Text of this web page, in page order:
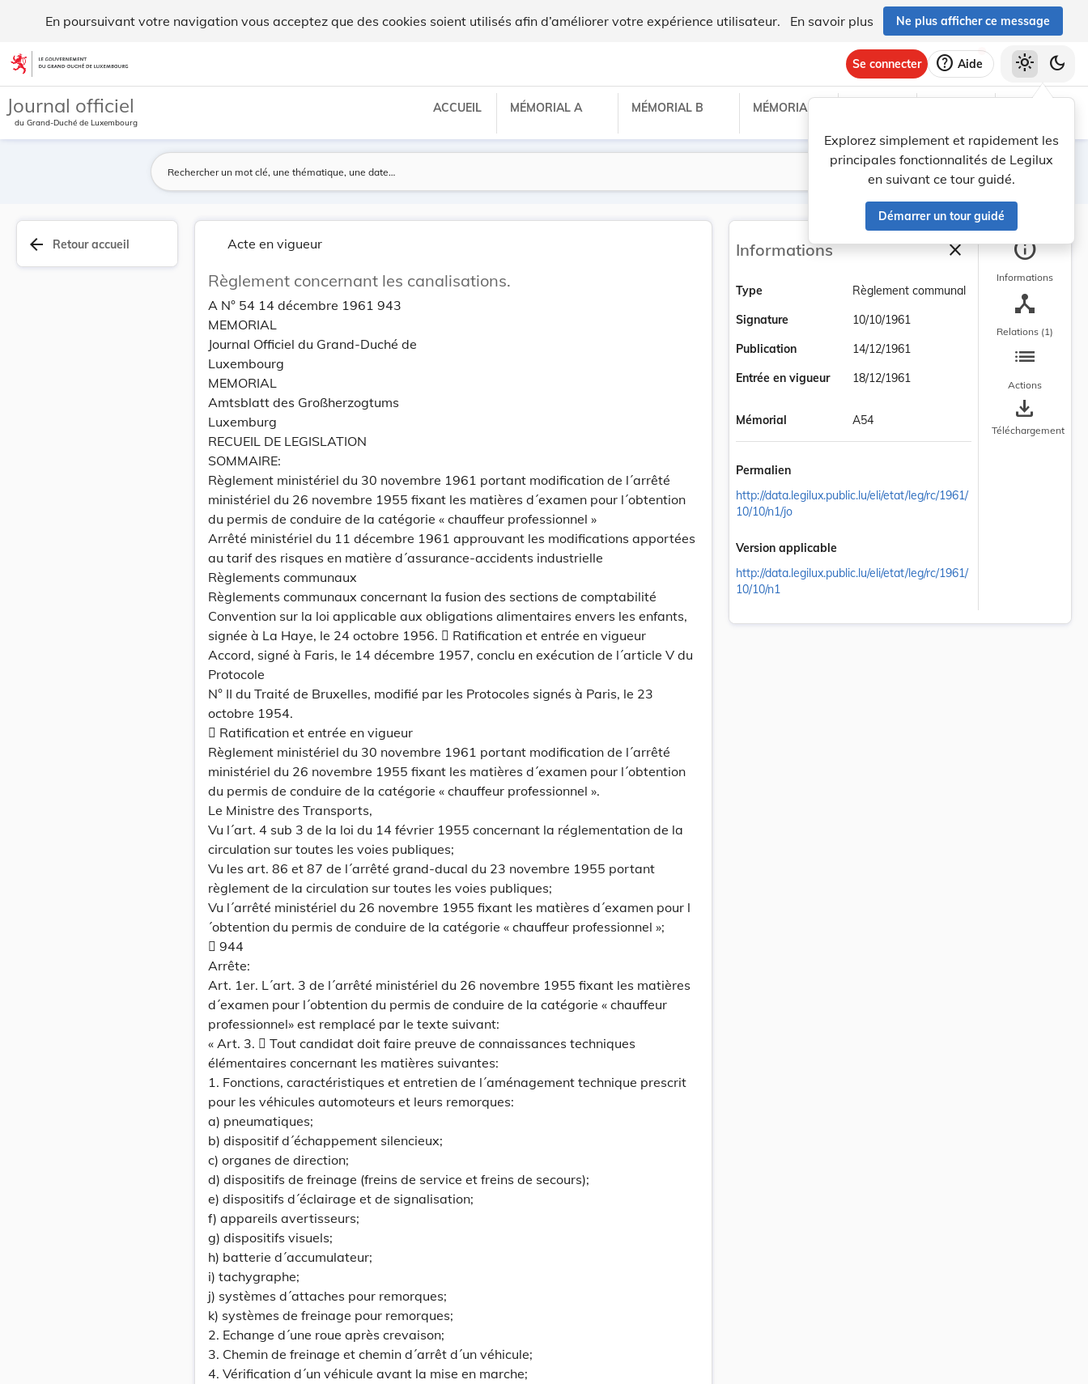
En poursuivant votre navigation vous acceptez que des cookies soient utilisés afin d’améliorer votre expérience utilisateur. En savoir plus Ne plus afficher ce message
Aller au contenu
Se connecter help Aide
Explorez simplement et rapidement les
principales fonctionnalités de Legilux
en suivant ce tour guidé.
Démarrer un tour guidé
light_mode dark_mode
Journal officiel
du Grand-Duché de Luxembourg
ACCUEIL MÉMORIAL A MÉMORIAL B MÉMORIAL C
Lancer la recherche
Filtres
arrow_back Retour accueil Acte en vigueur
Règlement concernant les canalisations.
A N° 54 14 décembre 1961 943
MEMORIAL
Journal Officiel du Grand-Duché de
Luxembourg
MEMORIAL
Amtsblatt des Großherzogtums
Luxemburg
RECUEIL DE LEGISLATION
SOMMAIRE:
Règlement ministériel du 30 novembre 1961 portant modification de l´arrêté
ministériel du 26 novembre 1955 fixant les matières d´examen pour l´obtention
du permis de conduire de la catégorie « chauffeur professionnel »
Arrêté ministériel du 11 décembre 1961 approuvant les modifications apportées
au tarif des risques en matière d´assurance-accidents industrielle
Règlements communaux
Règlements communaux concernant la fusion des sections de comptabilité
Convention sur la loi applicable aux obligations alimentaires envers les enfants,
signée à La Haye, le 24 octobre 1956.  Ratification et entrée en vigueur
Accord, signé à Faris, le 14 décembre 1957, conclu en exécution de l´article V du
Protocole
N° II du Traité de Bruxelles, modifié par les Protocoles signés à Paris, le 23
octobre 1954.
 Ratification et entrée en vigueur
Règlement ministériel du 30 novembre 1961 portant modification de l´arrêté
ministériel du 26 novembre 1955 fixant les matières d´examen pour l´obtention
du permis de conduire de la catégorie « chauffeur professionnel ».
Le Ministre des Transports,
Vu l´art. 4 sub 3 de la loi du 14 février 1955 concernant la réglementation de la
circulation sur toutes les voies publiques;
Vu les art. 86 et 87 de l´arrêté grand-ducal du 23 novembre 1955 portant
règlement de la circulation sur toutes les voies publiques;
Vu l´arrêté ministériel du 26 novembre 1955 fixant les matières d´examen pour l
´obtention du permis de conduire de la catégorie « chauffeur professionnel »;
 944
Arrête:
Art. 1er. L´art. 3 de l´arrêté ministériel du 26 novembre 1955 fixant les matières
d´examen pour l´obtention du permis de conduire de la catégorie « chauffeur
professionnel» est remplacé par le texte suivant:
« Art. 3.  Tout candidat doit faire preuve de connaissances techniques
élémentaires concernant les matières suivantes:
1. Fonctions, caractéristiques et entretien de l´aménagement technique prescrit
pour les véhicules automoteurs et leurs remorques:
a) pneumatiques;
b) dispositif d´échappement silencieux;
c) organes de direction;
d) dispositifs de freinage (freins de service et freins de secours);
e) dispositifs d´éclairage et de signalisation;
f) appareils avertisseurs;
g) dispositifs visuels;
h) batterie d´accumulateur;
i) tachygraphe;
j) systèmes d´attaches pour remorques;
k) systèmes de freinage pour remorques;
2. Echange d´une roue après crevaison;
3. Chemin de freinage et chemin d´arrêt d´un véhicule;
4. Vérification d´un véhicule avant la mise en marche;
Informations closeFermer la barre
Type
Règlement communal
Signature
10/10/1961
Publication
14/12/1961
Entrée en vigueur
18/12/1961
Mémorial A54
Permalien
http://data.legilux.public.lu/eli/etat/leg/rc/1961/
10/10/n1/jo
Version applicable
http://data.legilux.public.lu/eli/etat/leg/rc/1961/
10/10/n1
info
Informations
device_hub
Relations (1)
list
Actions
save_alt
Téléchargement